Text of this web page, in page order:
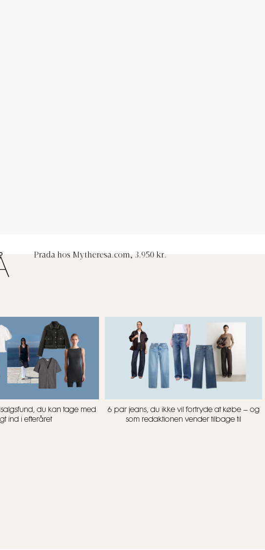
Prada hos Mytheresa.com, 3.950 kr.
du kan tage med
ind i efteråret
6 par jeans, du ikke vil fortryde at købe – og
som redaktionen vender tilbage til